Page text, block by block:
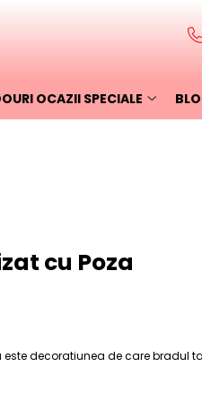
OCAZII SPECIALE
cu Poza
decoratiunea de care bradul